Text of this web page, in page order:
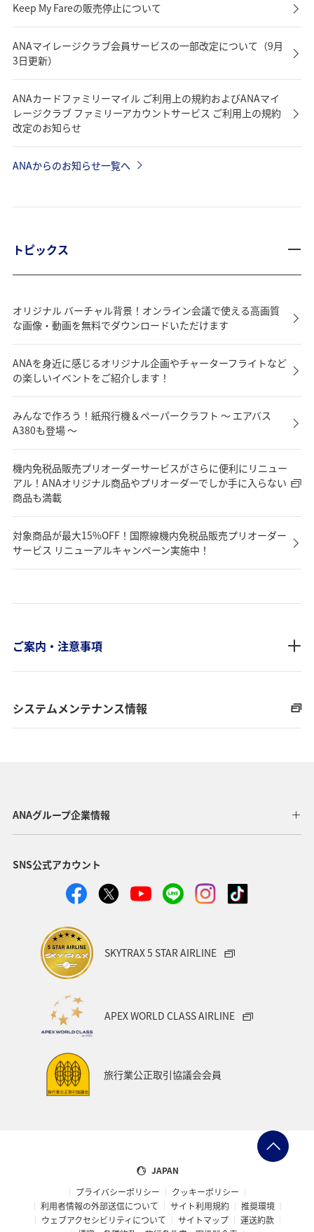
Keep My Fareの販売停止について
ANAマイレージクラブ会員サービスの一部改定について（9月
3日更新）
ANAカードファミリーマイル ご利用上の規約およびANAマイ
レージクラブ ファミリーアカウントサービス ご利用上の規約
改定のお知らせ
ANAからのお知らせ一覧へ
トピックス
オリジナル バーチャル背景！オンライン会議で使える高画質
な画像・動画を無料でダウンロードいただけます
ANAを身近に感じるオリジナル企画やチャーターフライトなど
の楽しいイベントをご紹介します！
みんなで作ろう！紙飛行機＆ペーパークラフト ～ エアバス
A380も登場 ～
機内免税品販売プリオーダーサービスがさらに便利にリニュー
アル！ANAオリジナル商品やプリオーダーでしか手に入らない
商品も満載
対象商品が最大15%OFF！国際線機内免税品販売プリオーダー
サービス リニューアルキャンペーン実施中！
ご案内・注意事項
システムメンテナンス情報
ANAグループ企業情報
SNS公式アカウント
SKYTRAX 5 STAR AIRLINE
APEX WORLD CLASS AIRLINE
旅行業公正取引協議会会員
JAPAN
プライバシーポリシー
クッキーポリシー
利用者情報の外部送信について
サイト利用規約
推奨環境
ウェブアクセシビリティについて
サイトマップ
運送約款